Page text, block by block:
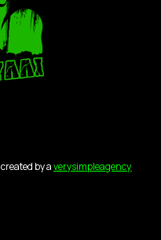
created by averysimpleagency